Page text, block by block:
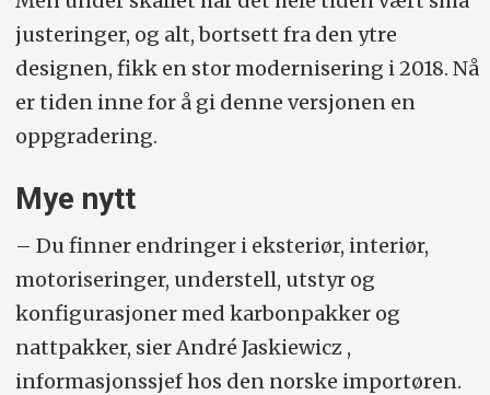
justeringer, og alt, bortsett fra den ytre
designen, fikk en stor modernisering i 2018. Nå
er tiden inne for å gi denne versjonen en
oppgradering.
Mye nytt
– Du finner endringer i eksteriør, interiør,
motoriseringer, understell, utstyr og
konfigurasjoner med karbon­pakker og
nattpakker, sier André Jaskiewicz ,
informasjonssjef hos den norske importøren.